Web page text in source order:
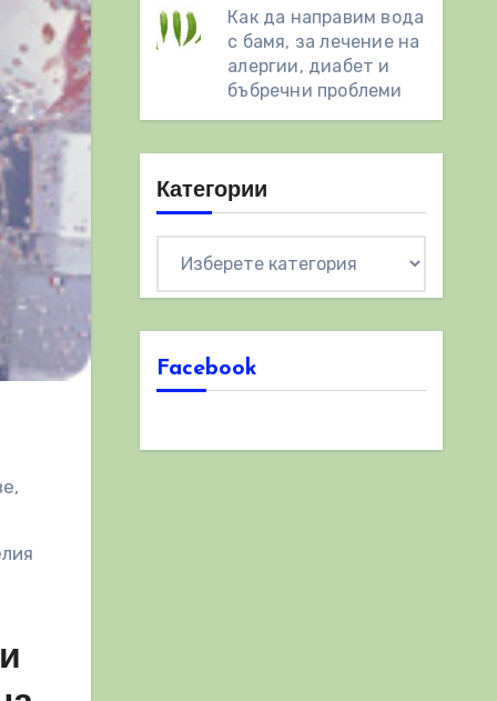
Как да направим вода
с бамя, за лечение на
алергии, диабет и
бъбречни проблеми
Категории
Facebook